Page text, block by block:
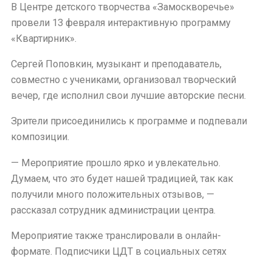
В Центре детского творчества «Замоскворечье»
провели 13 февраля интерактивную программу
«Квартирник».
Сергей Поповкин, музыкант и преподаватель,
совместно с учениками, организовал творческий
вечер, где исполнил свои лучшие авторские песни.
Зрители присоединились к программе и подпевали
композиции.
— Мероприятие прошло ярко и увлекательно.
Думаем, что это будет нашей традицией, так как
получили много положительных отзывов, —
рассказал сотрудник администрации центра.
Мероприятие также транслировали в онлайн-
формате. Подписчики ЦДТ в социальных сетях